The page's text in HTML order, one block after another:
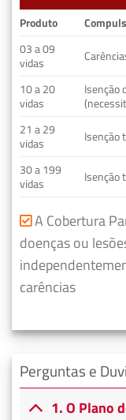
Produto
03 a 09
vidas
10 a 20
vidas
Isenção
21 a 29
vidas
Isenção
30 a 199
vidas
Isenção
A Cobertura
doenças ou
carências
Perguntas e
1. O Plano